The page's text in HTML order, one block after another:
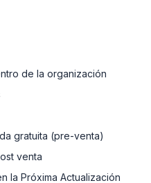
analistas y una
informe dentro de 180
de la organización
gratuita (pre-venta)
venta
la Próxima Actualización